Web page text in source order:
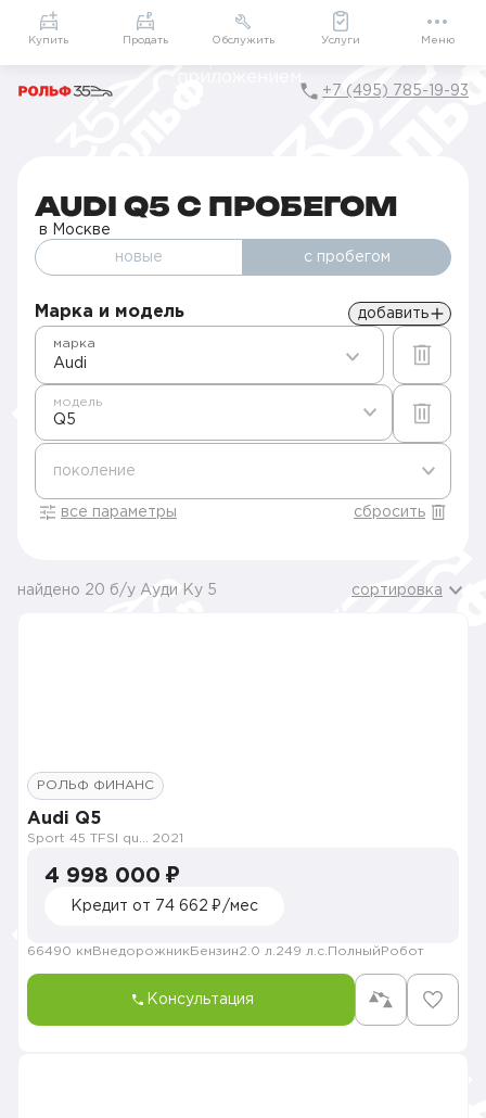
Приложение
Мой РОЛЬФ
Подарки внутри
+7 (495) 785-19-93
AUDI Q5 С ПРОБЕГОМ
в Москве
новые с пробегом
Марка и модель добавить
Audi
марка
Q5
модель
поколение
все параметры сбросить
найдено 20 б/у Ауди Ку 5 сортировка
РОЛЬФ ФИНАНС
Audi Q5
2021
4 998 000 ₽
Кредит от 74 662 ₽/мес
66490 км Внедорожник Бензин2.0 л. 249 л.с. Полный Робот
Консультация
Купить Продать Обслужить Услуги Меню